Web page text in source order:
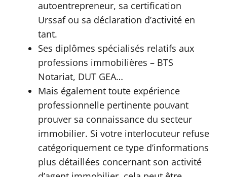
autoentrepreneur, sa certification
Urssaf ou sa déclaration d’activité en
tant.
Ses diplômes spécialisés relatifs aux
professions immobilières – BTS
Notariat, DUT GEA…
Mais également toute expérience
professionnelle pertinente pouvant
prouver sa connaissance du secteur
immobilier. Si votre interlocuteur refuse
catégoriquement ce type d’informations
plus détaillées concernant son activité